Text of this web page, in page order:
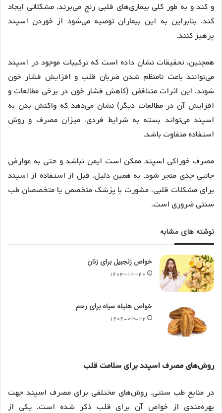
و کند و به طور کلی بیماری‌های قلبی رنج می‌برند، مشکلاتی ایجاد
کند. بنابراین به این بیماران توصیه می‌شود از خوردن اسپند
پرهیز کنند.
همچنین، تحقیقات نشان داده است که ترکیبات موجود در اسپند
می‌توانند باعث نامنظم شدن ضربان قلب و افزایش فشار خون
شوند. این اثرات متناقض (کاهش فشار خون در برخی مطالعات و
افزایش آن در مطالعات دیگر) نشان می‌دهد که واکنش بدن به
اسپند می‌تواند بسته به شرایط فردی، میزان مصرف و روش
استفاده متفاوت باشد.
مصرف خوراکی اسپند ممکن است ایمن نباشد و حتی به عوارض
جانبی جدی منجر شود. به همین دلیل، قبل از استفاده از اسپند
برای مشکلات قلبی، مشورت با پزشک متخصص یا متخصصان طب
سنتی ضروری است.
نوشته های مشابه
خواص زنجبیل برای زنان
۱۴۰۳-۱۲-۲۰
خواص هلیله سیاه برای رحم
۱۴۰۴-۰۳-۲۲
روشهایمصرفاسپندبرایسلامتقلب
در منابع طب سنتی، روش‌های مختلفی برای مصرف اسپند جهت
بهره‌مندی از خواص آن برای قلب ذکر شده است. یکی از